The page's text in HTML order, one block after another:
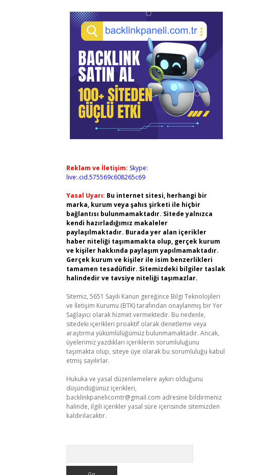
Reklam ve İletişim: Skype:
live:.cid.575569c608265c69
Yasal Uyarı: Bu internet sitesi, herhangi bir
marka, kurum veya şahıs şirketi ile hiçbir
bağlantısı bulunmamaktadır. Sitede yalnızca
kendi hazırladığımız makaleler
paylaşılmaktadır. Burada yer alan içerikler
haber niteliği taşımamakta olup, gerçek kurum
ve kişiler hakkında paylaşım yapılmamaktadır.
Gerçek kurum ve kişiler ile isim benzerlikleri
tamamen tesadüfidir. Sitemizdeki bilgiler taslak
halindedir ve tavsiye niteliği taşımazlar.
Sitemiz, 5651 Sayılı Kanun gereğince Bilgi Teknolojileri
ve İletişim Kurumu (BTK) tarafından onaylanmış bir Yer
Sağlayıcı olarak hizmet vermektedir. Bu nedenle,
sitedeki içerikleri proaktif olarak denetleme veya
araştırma yükümlülüğümüz bulunmamaktadır. Ancak,
üyelerimiz yazdıkları içeriklerin sorumluluğunu
taşımakta olup, siteye üye olarak bu sorumluluğu kabul
etmiş sayılırlar.
Hukuka ve yasal düzenlemelere aykırı olduğunu
düşündüğünüz içerikleri,
backlinkpanelicomtr@gmail.com adresine bildirmeniz
halinde, ilgili içerikler yasal süre içerisinde sitemizden
kaldırılacaktır.